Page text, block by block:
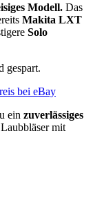
Modell. Das
Makita LXT
Solo
gespart.
bei eBay
ein zuverlässiges
mit